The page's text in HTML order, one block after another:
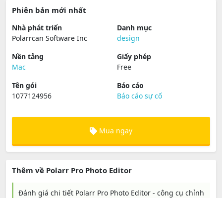
Phiên bản mới nhất
Nhà phát triển
Polarrcan Software Inc
Danh mục
design
Nền tảng
Mac
Giấy phép
Free
Tên gói
1077124956
Báo cáo
Báo cáo sự cố
Mua ngay
Thêm về Polarr Pro Photo Editor
Đánh giá chi tiết Polarr Pro Photo Editor - công cụ chỉnh